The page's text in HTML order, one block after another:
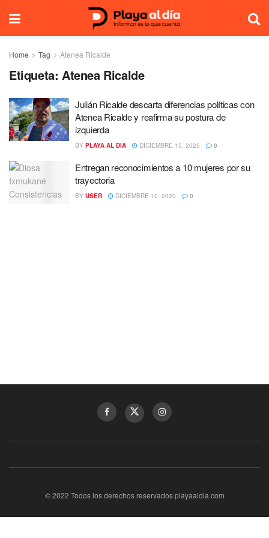
Home Tag Atenea Ricalde
Etiqueta: Atenea Ricalde
Julián Ricalde descarta diferencias políticas con
Atenea Ricalde y reafirma su postura de
izquierda
BY PLAYA AL DIA DICIEMBRE 15, 2025 0
Entregan reconocimientos a 10 mujeres por su
trayectoria
BY USER DICIEMBRE 10, 2020 0
© 2022 Todos los derechos reservados playaaldia.com